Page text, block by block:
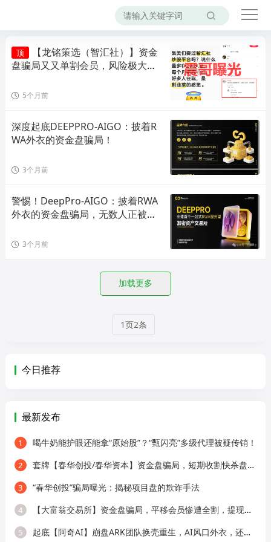
顶
【龙铭策选（智汇社）】资金
盘骗局又又单割会员，风险极大，
5个月前
深度起底DEEPPRO-AIGO：披着R
WA外衣的资金盘骗局！
3个月前
警惕！DeepPro-AIGO：披着RWA
外衣的资金盘骗局，无数人正被收
3个月前
加载更多
1页2条
今日推荐
最新发布
1 喝牛奶能护眼还能拿“原始股”？“甄闪亮”多级代理被疑传销！
2 套牌【春华创投/春华资本】资金盘骗局，短期收割快杀盘，远离！
3 “春华创投”骗局曝光：揭秘项目盘的欺诈手法
4 【大富翁交易所】资金盘骗局，平移会员惨遭全割，提现直接封号！
5 起底【阿奇AI】崩盘ARK团队换壳重生，AI风口外衣，还是老牌分销套路！